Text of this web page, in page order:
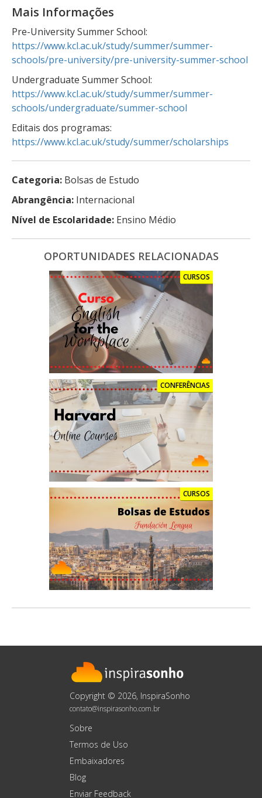
Mais Informações
Pre-University Summer School:
https://www.kcl.ac.uk/study/summer/summer-
schools/pre-university/pre-university-summer-school
Undergraduate Summer School:
https://www.kcl.ac.uk/study/summer/summer-
schools/undergraduate/summer-school
Editais dos programas:
https://www.kcl.ac.uk/study/summer/scholarships
Categoria: Bolsas de Estudo
Abrangência: Internacional
Nível de Escolaridade: Ensino Médio
OPORTUNIDADES RELACIONADAS
CURSOS
CONFERÊNCIAS
CURSOS
Copyright © 2026, InspiraSonho
contato@inspirasonho.com.br
Sobre
Termos de Uso
Embaixadores
Blog
Enviar Feedback